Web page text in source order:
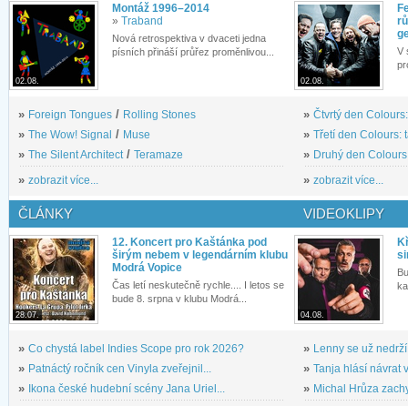
02.08.
Montáž 1996–2014
» Traband
Nová retrospektiva v dvaceti jedna
písních přináší průřez proměnlivou...
» Foreign Tongues / Rolling Stones
» The Wow! Signal / Muse
» The Silent Architect / Teramaze
» zobrazit více...
02.08.
V
» Čtvrtý den
» Třetí den Colours:
» Druhý den
» zobrazit více...
ČLÁNKY
28.07.
12. Koncert pro Kaštánka pod
širým nebem v legendárním klubu
Modrá Vopice
Čas letí neskutečně rychle.... I letos se
bude 8. srpna v klubu Modrá...
» Co chystá label Indies Scope pro rok 2026?
» Patnáctý ročník cen Vinyla zveřejnil...
»
Ikona české hudební scény Jana Uriel...
VIDEOKLIPY
04.08.
» Lenny se už
» Tanja hlásí návrat
» Michal Hrůza